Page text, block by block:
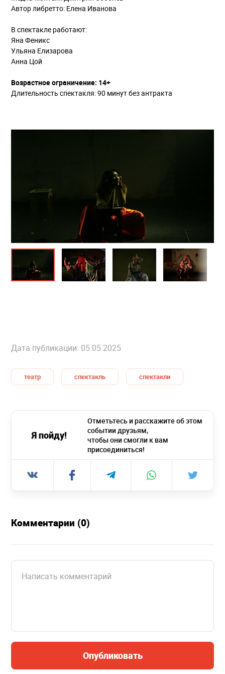
Автор либретто: Елена Иванова
В спектакле работают:
Яна Феникс
Ульяна Елизарова
Анна Цой
Возрастное ограничение: 14+
Длительность спектакля: 90 минут без антракта
Дата публикации: 05.05.2025
театр спектакль спектакли
Я пойду!
Отметьтесь и расскажите об этом
событии друзьям,
чтобы они смогли к вам
присоединиться!
Комментарии (0)
Опубликовать